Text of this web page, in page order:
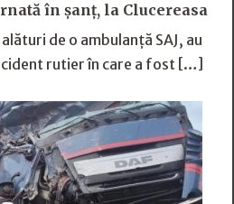
în șanț, la Clucereasa
de o ambulanță SAJ, au
rutier în care a fost […]